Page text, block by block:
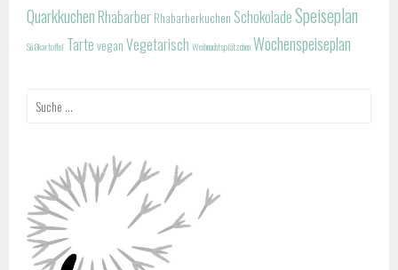
Quarkkuchen Rhabarber Rhabarberkuchen SchokoladeSpeiseplan
Süßkartoffel Tarte vegan Vegetarisch Weihnachtsplätzchen Wochenspeiseplan
Suche